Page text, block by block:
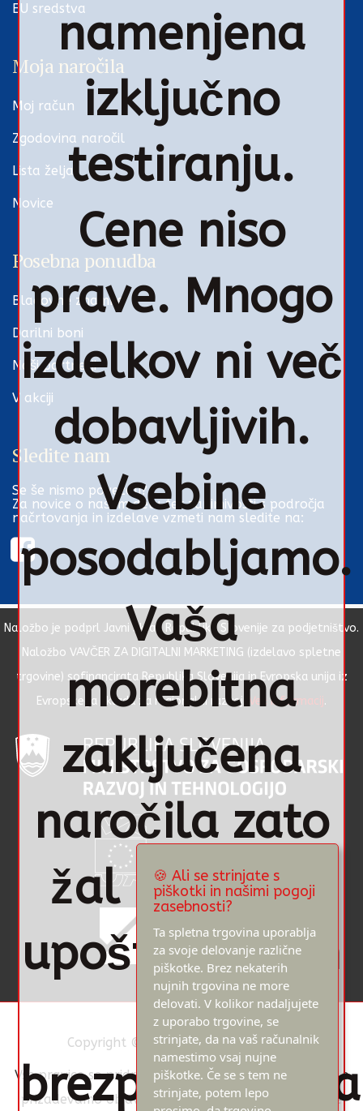
namenjena
izključno
testiranju.
Cene niso
prave. Mnogo
izdelkov ni več
dobavljivih.
Vsebine
posodabljamo.
Vaša
morebitna
zaključena
naročila zato
žal ne bodo
upoštevana in
so
EU sredstva
Moja naročila
Moj račun
Zgodovina naročil
Lista želja
Novice
Posebna ponudba
Blagovne znamke
Darilni boni
Naši partnerji
V akciji
Sledite nam
Se še nismo povezali?
Za novice o našem delu ter zanimivosti s področja
načrtovanja in izdelave vzmeti nam sledite na:
Naložbo je podprl Javni Sklad Republike Slovenije za podjetništvo.
Naložbo VAVČER ZA DIGITALNI MARKETING (izdelavo spletne
trgovine) sofinancirata Republika Slovenija in Evropska unija iz
Evropskega sklada za regionalni razvoj. Več informacij.
Copyright © 2022 Vzmeti vigal d.o.o.
Vse pravice so pridržane. Na naši spletni strani si zelo
prizadevamo objavljati samo preverjene in pravilne
🍪 Ali se strinjate s
piškotki in našimi pogoji
zasebnosti?
Ta spletna trgovina uporablja
za svoje delovanje različne
piškotke. Brez nekaterih
nujnih trgovina ne more
delovati. V kolikor nadaljujete
z uporabo trgovine, se
strinjate, da na vaš računalnik
namestimo vsaj nujne
piškotke. Če se s tem ne
strinjate, potem lepo